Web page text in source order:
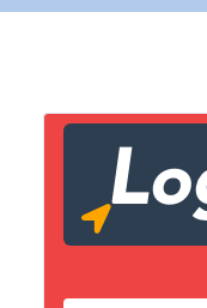
Lien vers
Copier lien